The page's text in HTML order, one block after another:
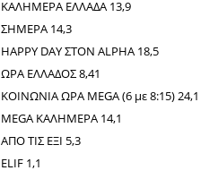
ΚΑΛΗΜΕΡΑ ΕΛΛΑΔΑ 13,9
ΣΗΜΕΡΑ 14,3
HAPPY DAY ΣΤΟΝ ALPHA 18,5
ΩΡΑ ΕΛΛΑΔΟΣ 8,41
ΚΟΙΝΩΝΙΑ ΩΡΑ MEGA (6 με 8:15) 24,1
MEGA ΚΑΛΗΜΕΡΑ 14,1
ΑΠΟ ΤΙΣ ΕΞΙ 5,3
ELIF 1,1